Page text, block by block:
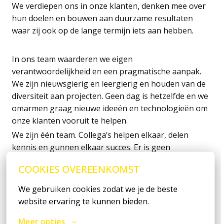
COOKIES OVEREENKOMST
We gebruiken cookies zodat we je de beste
website ervaring te kunnen bieden.
Meer opties
We verdiepen ons in onze klanten, denken mee over
hun doelen en bouwen aan duurzame resultaten
waar zij ook op de lange termijn iets aan hebben.
In ons team waarderen we eigen
verantwoordelijkheid en een pragmatische aanpak.
We zijn nieuwsgierig en leergierig en houden van de
diversiteit aan projecten. Geen dag is hetzelfde en we
omarmen graag nieuwe ideeën en technologieën om
onze klanten vooruit te helpen.
We zijn één team. Collega’s helpen elkaar, delen
kennis en gunnen elkaar succes. Er is geen
iemand bent die houdt van een uitdaging, graag
verantwoordelijkheid neemt en wilt werken in een
hecht en dynamisch team, dan pas jij perfect bij Bryn.